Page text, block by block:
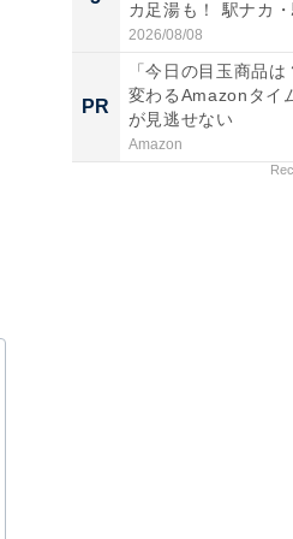
カ足湯も！ 駅ナカ
ス...
2026/08/08
PR
「今日の目玉商品は
変わるAmazonタイ
が見逃せない
Amazon